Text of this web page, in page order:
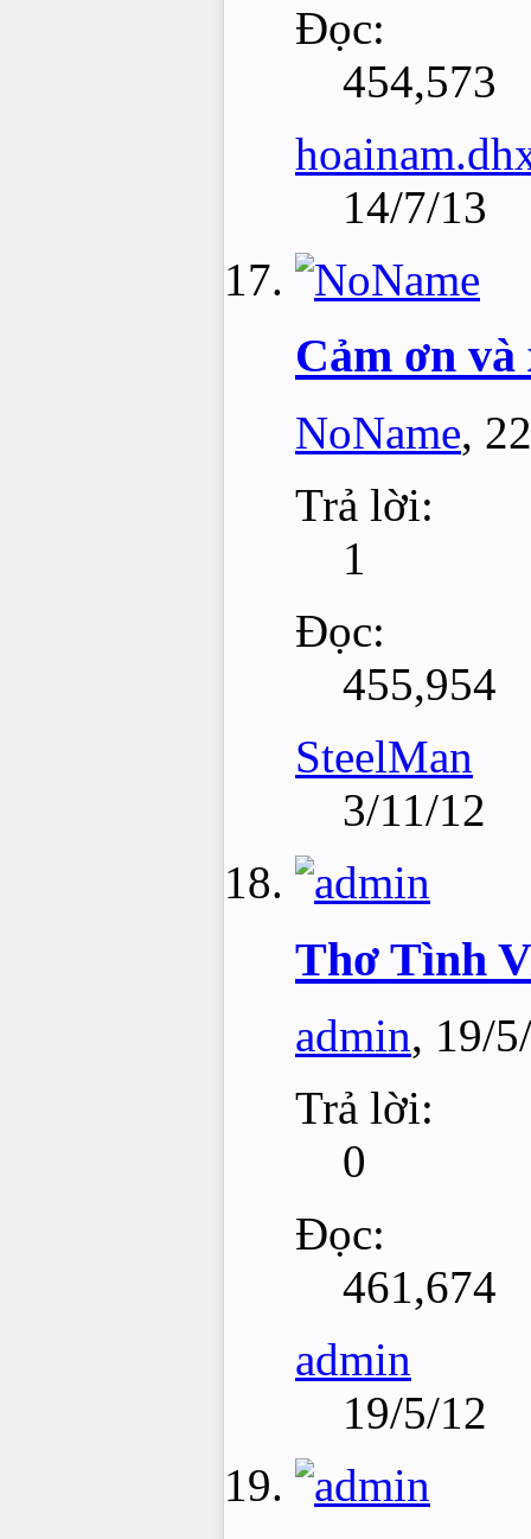
Đọc:
454,573
14/7/13
Cảm ơn
NoName,
Trả lời:
1
Đọc:
455,954
SteelMan
3/11/12
Thơ Tình
admin, 19/
Trả lời:
0
Đọc:
461,674
admin
19/5/12